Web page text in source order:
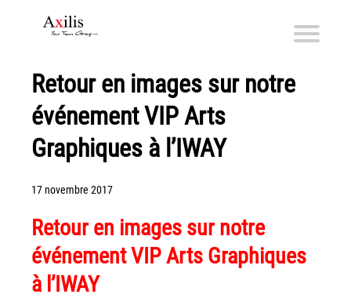
Axilis et ses engagements
Qui sommes-nous
Axilis s’engage
Automatisation de factures fournisseurs
Numérisation des Notes de Frais
Sécurité et sauvegarde des données
Retour en images sur notre
événement VIP Arts
Graphiques à l’IWAY
17 novembre 2017
Retour en images sur notre
événement VIP Arts Graphiques
à l’IWAY